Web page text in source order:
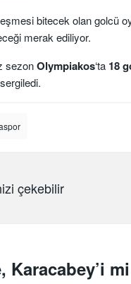
bitecek olan golcü
merak ediliyor.
sezonOlympiakos‘ta 18
çekebilir
Karacabey’i